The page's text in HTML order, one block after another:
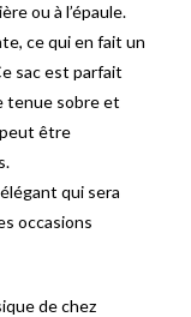
ou à l’épaule.
ce qui en fait un
sac est parfait
tenue sobre et
être
qui sera
occasions
de chez